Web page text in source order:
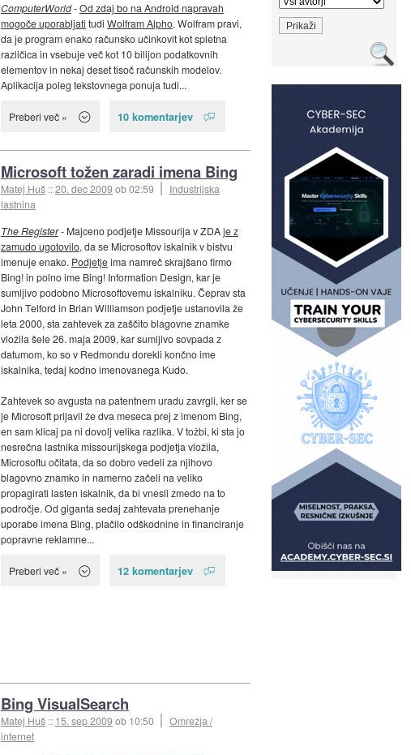
ComputerWorld-Od zdaj bo na Android napravah
mogoče uporabljati tudi Wolfram Alpho. Wolfram pravi,
da je program enako računsko učinkovit kot spletna
različica in vsebuje več kot 10 bilijon podatkovnih
elementov in nekaj deset tisoč računskih modelov.
Aplikacija poleg tekstovnega ponuja tudi...
Preberi več » 10 komentarjev
Microsoft tožen zaradi imena Bing
Matej Huš ::20. dec 2009ob 02:59
Industrijska
lastnina
The Register- Majceno podjetje Missourija v ZDAje z
zamudo ugotovilo, da se Microsoftov iskalnik v bistvu
imenuje enako. Podjetjeima namreč skrajšano firmo
Bing! in polno ime Bing! Information Design, kar je
sumljivo podobno Microsoftovemu iskalniku. Čeprav sta
John Telford in Brian Williamson podjetje ustanovila že
leta 2000, sta zahtevek za zaščito blagovne znamke
vložila šele 26. maja 2009, kar sumljivo sovpada z
datumom, ko so v Redmondu dorekli končno ime
iskalnika, tedaj kodno imenovanega Kudo.
Zahtevek so avgusta na patentnem uradu zavrgli, ker se
je Microsoft prijavil že dva meseca prej z imenom Bing,
en sam klicaj pa ni dovolj velika razlika. V tožbi, ki sta jo
nesrečna lastnika missourijskega podjetja vložila,
Microsoftu očitata, da so dobro vedeli za njihovo
blagovno znamko in namerno začeli na veliko
propagirati lasten iskalnik, da bi vnesli zmedo na to
področje. Od giganta sedaj zahtevata prenehanje
uporabe imena Bing, plačilo odškodnine in financiranje
popravne reklamne...
Preberi več » 12 komentarjev
Bing VisualSearch
Matej Huš :: 15. sep 2009ob 10:50
Omrežja /
internet